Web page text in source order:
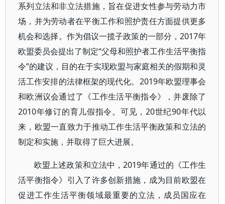
系列立法和非立法措施，旨在促进女性参与劳动力市
场，并为劳动者在平衡工作和照护责任方面提供更多
机会和选择。作为倡议一揽子政策的一部分，2017年
欧盟委员会提出了制定“父母和照护者工作生活平衡指
令”的建议，目的在于实现欧盟与家庭相关的假期和灵
活工作安排的法律框架的现代化。2019年欧盟理事会
和欧洲议会通过了《工作生活平衡指令》，并废除了
2010年修订的育儿假指令。可见，20世纪90年代以
来，欧盟一直致力于推动工作生活平衡政策和立法的
制定和实施，并取得了巨大进展。
欧盟上述政策和立法中，2019年通过的《工作生
活平衡指令》引入了许多创新措施，成为目前欧盟在
促进工作生活平衡领域最重要的立法，成员国应在